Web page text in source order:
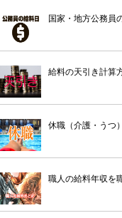
国家・地方公務員
給料の天引き計算
休職（介護・うつ
職人の給料年収を